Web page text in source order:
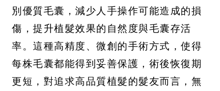
別優質毛囊，減少人手操作可能造成的損
傷，提升植髮效果的自然度與毛囊存活
率。這種高精度、微創的手術方式，使得
每株毛囊都能得到妥善保護，術後恢復期
更短，對追求高品質植髮的髮友而言，無